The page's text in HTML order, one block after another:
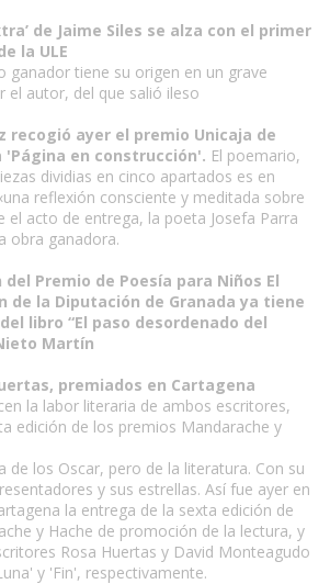
de Jaime Siles se alza con el primer
la ULE
ganador tiene su origen en un grave
el autor, del que salió ileso
recogió ayer el premio Unicaja de
'Página en construcción'. El poemario,
dividias en cinco apartados es en
reflexión consciente y meditada sobre
el acto de entrega, la poeta Josefa Parra
obra ganadora.
Premio de Poesía para Niños El
de la Diputación de Granada ya tiene
libro “El paso desordenado del
Martín
premiados en Cartagena
la labor literaria de ambos escritores,
edición de los premios Mandarache y
de los Oscar, pero de la literatura. Con su
y sus estrellas. Así fue ayer en
la entrega de la sexta edición de
y Hache de promoción de la lectura, y
Rosa Huertas y David Monteagudo
y 'Fin', respectivamente.